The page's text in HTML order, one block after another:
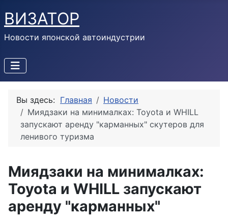
ВИЗАТОР
Новости японской автоиндустрии
Вы здесь: Главная
Новости
Миядзаки на минималках: Toyota и WHILL
запускают аренду "карманных" скутеров для
ленивого туризма
Миядзаки на минималках:
Toyota и WHILL запускают
аренду "карманных"